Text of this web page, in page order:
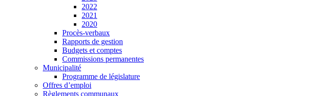
2022
2021
2020
Procès-verbaux
Rapports de gestion
Budgets et comptes
Commissions permanentes
Municipalité
Programme de législature
Offres d’emploi
Règlements communaux